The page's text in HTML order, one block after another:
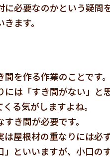
に必要なのかという疑
ます。
を作る作業のことです。
は「すき間がない」と
る気がしますよね。
き間が必要です。
屋根材の重なりには必
」といいますが、小口